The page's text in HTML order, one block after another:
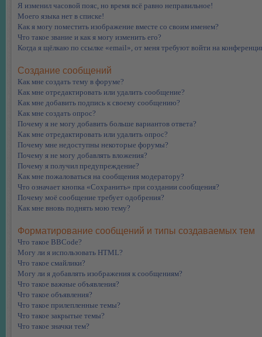
Я изменил часовой пояс, но время всё равно неправильное!
Моего языка нет в списке!
Как я могу поместить изображение вместе со своим именем?
Что такое звание и как я могу изменить его?
Когда я щёлкаю по ссылке «email», от меня требуют войти на
Создание сообщений
Как мне создать тему в форуме?
Как мне отредактировать или удалить сообщение?
Как мне добавить подпись к своему сообщению?
Как мне создать опрос?
Почему я не могу добавить больше вариантов ответа?
Как мне отредактировать или удалить опрос?
Почему мне недоступны некоторые форумы?
Почему я не могу добавлять вложения?
Почему я получил предупреждение?
Как мне пожаловаться на сообщения модератору?
Что означает кнопка «Сохранить» при создании сообщения?
Почему моё сообщение требует одобрения?
Как мне вновь поднять мою тему?
Форматирование сообщений и типы создаваемых тем
Что такое BBCode?
Могу ли я использовать HTML?
Что такое смайлики?
Могу ли я добавлять изображения к сообщениям?
Что такое важные объявления?
Что такое объявления?
Что такое прилепленные темы?
Что такое закрытые темы?
Что такое значки тем?